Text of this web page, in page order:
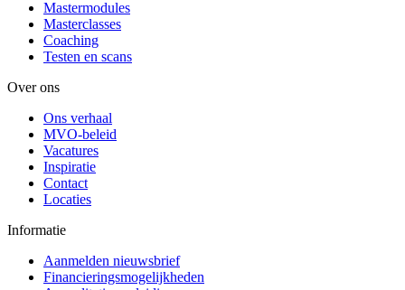
Mastermodules
Masterclasses
Coaching
Testen en scans
Over ons
Ons verhaal
MVO-beleid
Vacatures
Inspiratie
Contact
Locaties
Informatie
Aanmelden nieuwsbrief
Financieringsmogelijkheden